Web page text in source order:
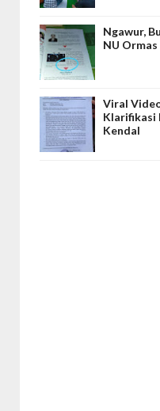
Ngawur,
NU
Viral
Klarifikasi
Kendal